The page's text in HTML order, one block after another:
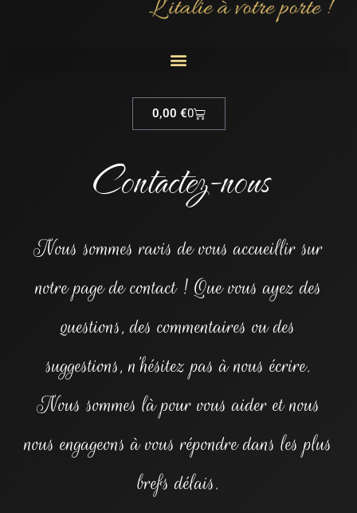
0,00 €0
Cart
Contactez-nous
Nous sommes ravis de vous accueillir sur
notre page de contact ! Que vous ayez des
questions, des commentaires ou des
suggestions, n’hésitez pas à nous écrire.
Nous sommes là pour vous aider et nous
nous engageons à vous répondre dans les plus
brefs délais.